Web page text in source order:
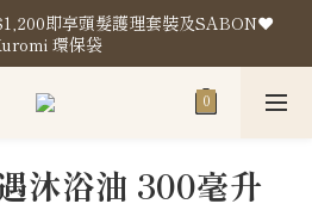
即享頭髮護理套裝及SABON❤️
環保袋
即享頭髮護理套裝及SABON❤️
環保袋
門市地址
環保袋
沐浴油 300毫升